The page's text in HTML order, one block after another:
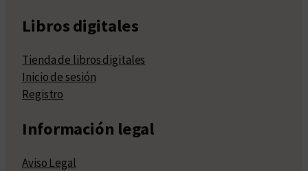
Libros digitales
Tienda de libros digitales
Inicio de sesión
Registro
Información legal
Aviso Legal